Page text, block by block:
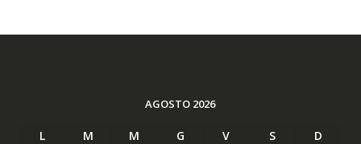
AGOSTO 2026
L M M G V S
D